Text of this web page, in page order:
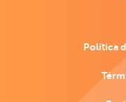
Política